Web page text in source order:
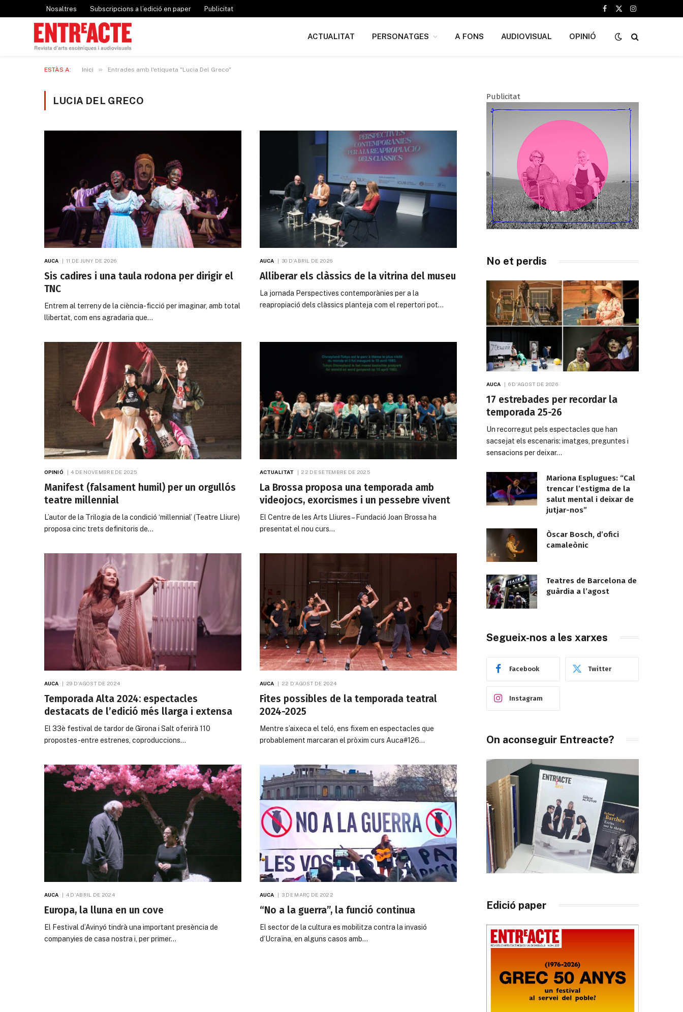
Nosaltres Subscripcions a l’edició en paper Publicitat
Facebook
X
Instagram
ACTUALITAT PERSONATGES A FONS AUDIOVISUAL OPINIÓ
ESTÀS A: Inici » Entrades amb l'etiqueta "Lucia Del Greco"
LUCIA DEL GRECO
AUCA 11 DE JUNY DE 2026
Sis cadires i una taula rodona per dirigir el
TNC
Entrem al terreny de la ciència-ficció per imaginar, amb total
llibertat, com ens agradaria que…
AUCA 30 D'ABRIL DE 2026
Alliberar els clàssics de la vitrina del museu
La jornada Perspectives contemporànies per a la
reapropiació dels clàssics planteja com el repertori pot…
OPINIÓ 4 DE NOVEMBRE DE 2025
Manifest (falsament humil) per un orgullós
teatre millennial
L’autor de la Trilogia de la condició ‘millennial’ (Teatre Lliure)
proposa cinc trets definitoris de…
ACTUALITAT 22 DE SETEMBRE DE 2025
La Brossa proposa una temporada amb
videojocs, exorcismes i un pessebre vivent
El Centre de les Arts Lliures – Fundació Joan Brossa ha
presentat el nou curs…
AUCA 29 D'AGOST DE 2024
Temporada Alta 2024: espectacles
destacats de l’edició més llarga i extensa
El 33è festival de tardor de Girona i Salt oferirà 110
propostes -entre estrenes, coproduccions…
AUCA 22 D'AGOST DE 2024
Fites possibles de la temporada teatral
2024-2025
Mentre s’aixeca el teló, ens fixem en espectacles que
probablement marcaran el pròxim curs Auca#126…
AUCA 4 D'ABRIL DE 2024
Europa, la lluna en un cove
El Festival d’Avinyó tindrà una important presència de
companyies de casa nostra i, per primer…
AUCA 3 DE MARÇ DE 2022
“No a la guerra”, la funció continua
El sector de la cultura es mobilitza contra la invasió
d’Ucraïna, en alguns casos amb…
Publicitat
No et perdis
AUCA 6 D'AGOST DE 2026
17 estrebades per recordar la
temporada 25-26
Un recorregut pels espectacles que han
sacsejat els escenaris: imatges, preguntes i
sensacions per deixar…
Mariona Esplugues: “Cal
trencar l’estigma de la
salut mental i deixar de
jutjar-nos”
Òscar Bosch, d’ofici
camaleònic
Teatres de Barcelona de
guàrdia a l’agost
Segueix-nos a les xarxes
Facebook Twitter
Instagram
On aconseguir Entreacte?
Edició paper